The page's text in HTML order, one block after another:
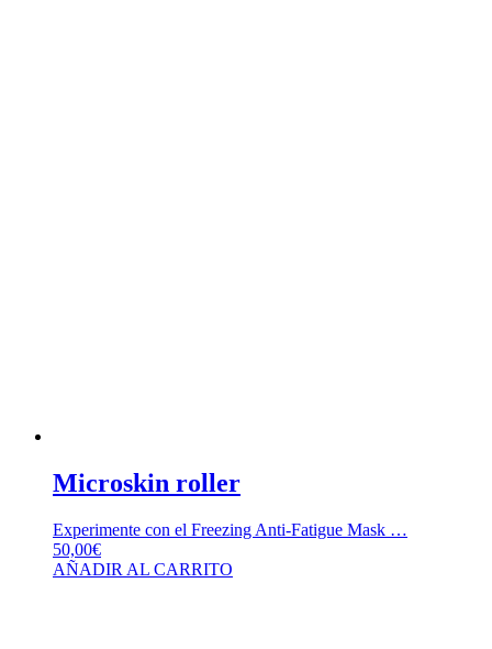
Microskin roller
Experimente con el Freezing Anti-Fatigue Mask …
50,00€
AÑADIR AL CARRITO